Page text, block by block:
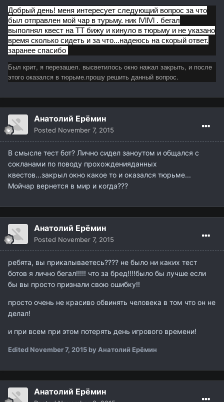
Добрый день! меня интересует следующий вопрос за что
был отправлен мой чар в турьму. ник lVllVl . бегал
выполнял квест на ТТ бижу и кинуло в тюрьму и не указано
время сколько сидеть и за что...надеюсь на скорый ответ.
заранее спасибо
Был крит, я перезашел. высветилось окно нажал закрыть, и после
этого оказался в тюрьме.прошу решить данный вопрос.
Анатолий Ерёмин
Posted November 7, 2015
В смысле тест бот? Лично сидел заноутом и общался с
сокланами по поводу прохожденияданных
квестов...закрыл окно какое то и оказался тюрьме...
Мойчар вернется в мир и когда???
Анатолий Ерёмин
Posted November 7, 2015
ребята, вы прикалываетесь???? не было ни каких тест
ботов я лично бегал!!!!! что за бред!!!!было бы лучше если
бы вы просто признали свою ошибку!!
просто очень не красиво обвинять человека в том что он не
делал!
и при всем при этом потерять день игрового времени!
Edited November 7, 2015 by Анатолий Ерёмин
Анатолий Ерёмин